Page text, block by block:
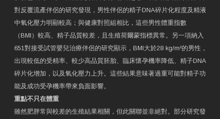
對反覆流產伴侶的研究發現，男性伴侶的精子DNA碎片化程度及精液
中氧化壓力明顯較高；與健康對照組相比，這些男性體重指數
（BMI）較高、精子品質較差，且生殖荷爾蒙指標異常。另一項納入
651對接受試管嬰兒治療伴侶的研究顯示，BMI大於28 kg/m²的男性，
出現較低的受精率、較少高品質胚胎、臨床懷孕機率降低、精子DNA
碎片化增加，以及氧化壓力上升。這些結果意味著過重可能對精子功
能及成功受孕機率帶來負面影響。
重點不只在體重
雖然肥胖常與較差的生殖結果相關，但此關聯並非絕對。部分研究發